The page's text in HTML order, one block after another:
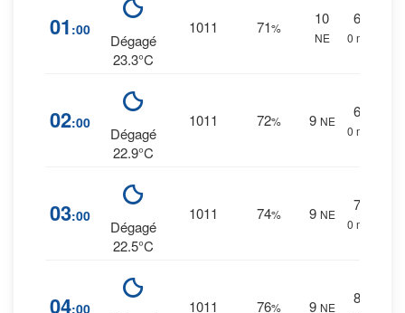
01 :00
Dégagé
23.3°C
1011 71%
10
NE
6
0 mm.
02:00
Dégagé
22.9°C
1011 72% 9 NE
6
0 mm.
03:00
Dégagé
22.5°C
1011 74% 9 NE
7
0 mm.
04:00 1011 76% 9 NE
8